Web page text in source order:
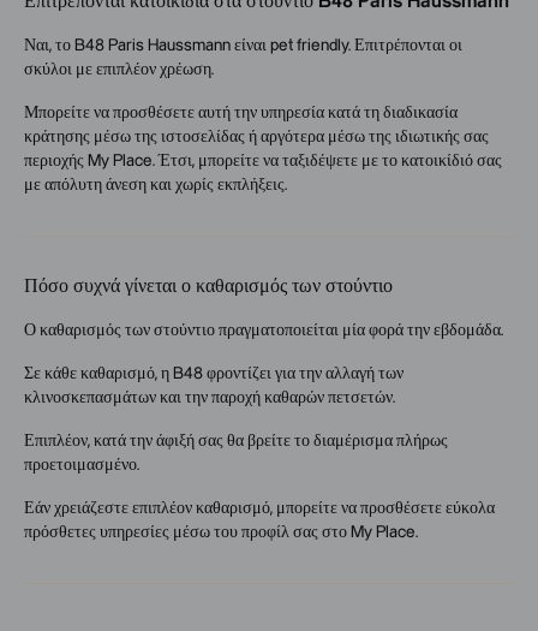
Ναι, το B48 Paris Haussmann είναι pet friendly. Επιτρέπονται οι
σκύλοι με επιπλέον χρέωση.
Μπορείτε να προσθέσετε αυτή την υπηρεσία κατά τη διαδικασία
κράτησης μέσω της ιστοσελίδας ή αργότερα μέσω της ιδιωτικής σας
περιοχής My Place. Έτσι, μπορείτε να ταξιδέψετε με το κατοικίδιό σας
με απόλυτη άνεση και χωρίς εκπλήξεις.
Πόσο συχνά γίνεται ο καθαρισμός των στούντιο
Ο καθαρισμός των στούντιο πραγματοποιείται μία φορά την εβδομάδα.
Σε κάθε καθαρισμό, η B48 φροντίζει για την αλλαγή των
κλινοσκεπασμάτων και την παροχή καθαρών πετσετών.
Επιπλέον, κατά την άφιξή σας θα βρείτε το διαμέρισμα πλήρως
προετοιμασμένο.
Εάν χρειάζεστε επιπλέον καθαρισμό, μπορείτε να προσθέσετε εύκολα
πρόσθετες υπηρεσίες μέσω του προφίλ σας στο My Place.